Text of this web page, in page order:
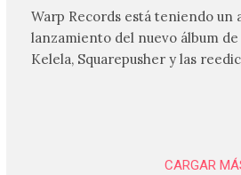
Warp Records está teniendo un
lanzamiento del nuevo álbum de
Kelela, Squarepusher y las
CARGAR